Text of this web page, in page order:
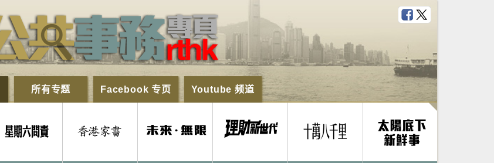
所有专题 Facebook 专页 Youtube 频道